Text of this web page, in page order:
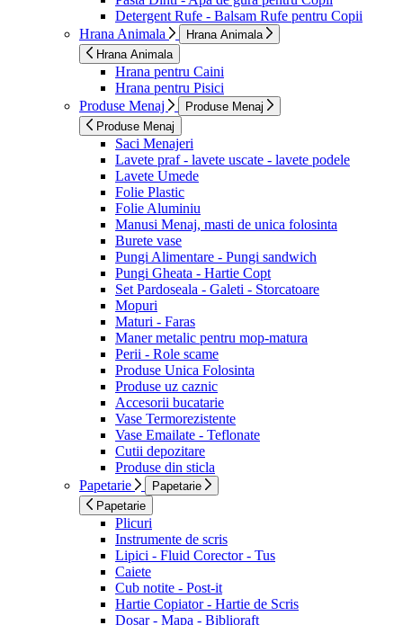
Detergent Rufe - Balsam Rufe pentru Copii
Hrana Animala
Hrana Animala
Hrana Animala
Hrana pentru Caini
Hrana pentru Pisici
Produse Menaj
Produse Menaj
Produse Menaj
Saci Menajeri
Lavete praf - lavete uscate - lavete podele
Lavete Umede
Folie Plastic
Folie Aluminiu
Manusi Menaj, masti de unica folosinta
Burete vase
Pungi Alimentare - Pungi sandwich
Pungi Gheata - Hartie Copt
Set Pardoseala - Galeti - Storcatoare
Mopuri
Maturi - Faras
Maner metalic pentru mop-matura
Perii - Role scame
Produse Unica Folosinta
Produse uz caznic
Accesorii bucatarie
Vase Termorezistente
Vase Emailate - Teflonate
Cutii depozitare
Produse din sticla
Papetarie
Papetarie
Papetarie
Plicuri
Instrumente de scris
Lipici - Fluid Corector - Tus
Caiete
Cub notite - Post-it
Hartie Copiator - Hartie de Scris
Dosar - Mapa - Biblioraft